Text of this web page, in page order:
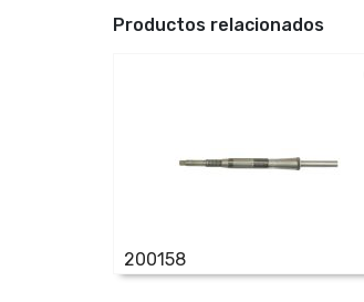
Productos relacionados
200158